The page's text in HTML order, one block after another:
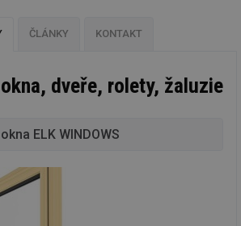
ČLÁNKY KONTAKT
dveře, rolety, žaluzie
ELK WINDOWS